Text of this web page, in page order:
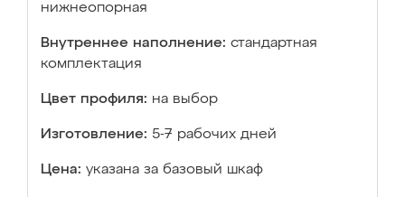
нижнеопорная
Внутреннее наполнение: стандартная
комплектация
Цвет профиля: на выбор
Изготовление: 5-7 рабочих дней
Цена: указана за базовый шкаф